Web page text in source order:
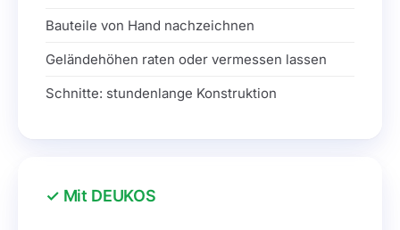
Bauteile von Hand nachzeichnen
Geländehöhen raten oder vermessen lassen
Schnitte: stundenlange Konstruktion
Mit DEUKOS